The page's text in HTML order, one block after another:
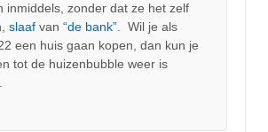
inmiddels, zonder dat ze het zelf
slaaf van “de bank”. Wil je als
een huis gaan kopen, dan kun je
tot de huizenbubble weer is